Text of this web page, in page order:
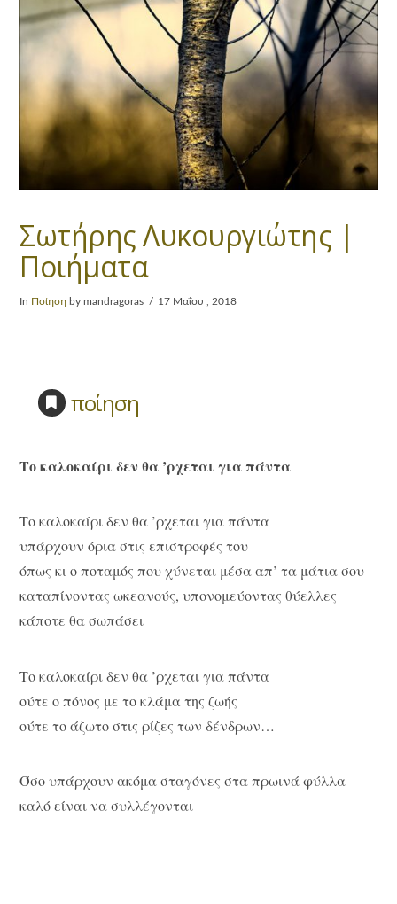
Σωτήρης Λυκουργιώτης |
Ποιήματα
In Ποίηση by mandragoras 17 Μαΐου , 2018
ποίηση
Το καλοκαίρι δεν θα ’ρχεται για πάντα
Το καλοκαίρι δεν θα ’ρχεται για πάντα
υπάρχουν όρια στις επιστροφές του
όπως κι ο ποταμός που χύνεται μέσα απ’ τα μάτια σου
καταπίνοντας ωκεανούς, υπονομεύοντας θύελλες
κάποτε θα σωπάσει
Το καλοκαίρι δεν θα ’ρχεται για πάντα
ούτε ο πόνος με το κλάμα της ζωής
ούτε το άζωτο στις ρίζες των δένδρων…
Όσο υπάρχουν ακόμα σταγόνες στα πρωινά φύλλα
καλό είναι να συλλέγονται